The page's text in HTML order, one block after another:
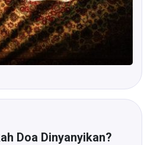
Doa Dinyanyikan?